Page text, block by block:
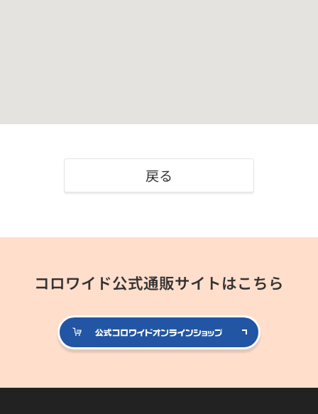
戻る
コロワイド公式通販サイトはこちら
公式コロ